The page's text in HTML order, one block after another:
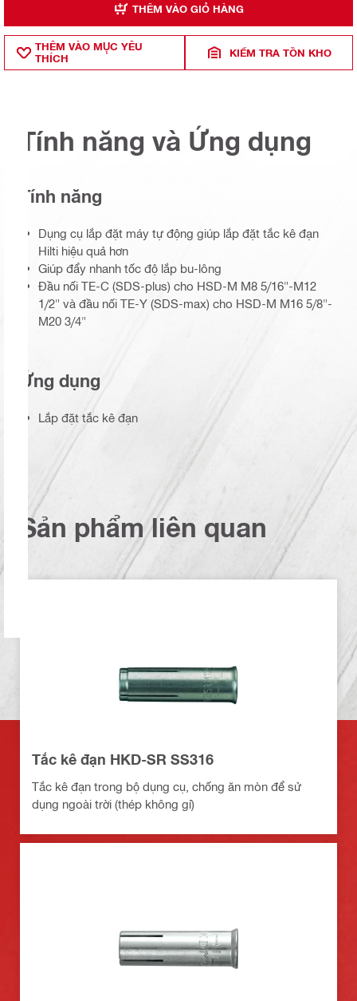
THÊM VÀO GIỎ HÀNG
THÊM VÀO MỤ̣C YÊU
THÍCH
KIỂM TRA TỒN KHO
Tính năng và Ứng dụng
Tính năng
Dụng cụ lắp đặt máy tự động giúp lắp đặt tắc kê đạn
Hilti hiệu quả hơn
Giúp đẩy nhanh tốc độ lắp bu-lông
Đầu nối TE-C (SDS-plus) cho HSD-M M8 5/16"-M12
1/2" và đầu nối TE-Y (SDS-max) cho HSD-M M16 5/8"-
M20 3/4"
Ứng dụng
Lắp đặt tắc kê đạn
Sản phẩm liên quan
Tắc kê đạn HKD-SR SS316
Tắc kê đạn trong bộ dụng cụ, chống ăn mòn để sử
dụng ngoài trời (thép không gỉ)